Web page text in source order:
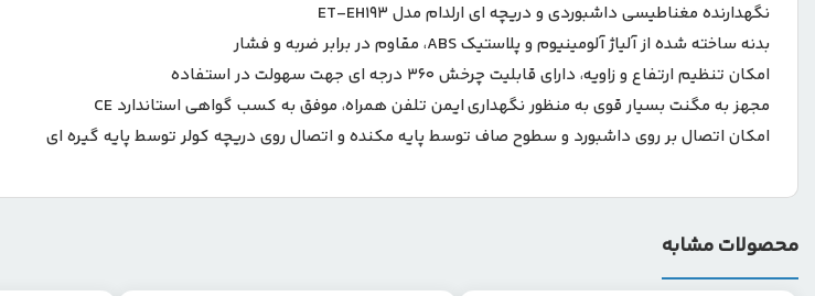
نگهدارنده مغناطیسی داشبوردی و دریچه ای ارلدام مدل ET-EH193
بدنه ساخته شده از آلیاژ آلومینیوم و پلاستیک ABS، مقاوم در برابر ضربه و فشار
امکان تنظیم ارتفاع و زاویه، دارای قابلیت چرخش 360 درجه ای جهت سهولت در استفاده
مجهز به مگنت بسیار قوی به منظور نگهداری ایمن تلفن همراه، موفق به کسب گواهی استاندارد CE
امکان اتصال بر روی داشبورد و سطوح صاف توسط پایه مکنده و اتصال روی دریچه کولر توسط پایه گیره ای
محصولات مشابه